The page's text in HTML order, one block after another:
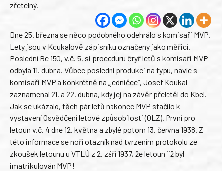
zřetelný.
Dne 25. března se něco podobného odehrálo s komisaři MVP.
Lety jsou v Koukalově zápisníku označeny jako měřicí.
Poslední Be 150, v.č. 5, si proceduru čtyř letů s komisaři MVP
odbyla 11. dubna. Vůbec poslední produkci na typu, navíc s
komisaři MVP a konkrétně na „jedničce“, Josef Koukal
zaznamenal 21. a 22. dubna, kdy jej na závěr přeletěl do Kbel.
Jak se ukázalo, těch pár letů nakonec MVP stačilo k
vystavení Osvědčení letové způsobilosti (OLZ). První pro
letoun v.č. 4 dne 12. května a zbylé potom 13. června 1938. Z
této informace se noří otazník nad tvrzením protokolu ze
zkoušek letounu u VTLÚ z 2. září 1937, že letoun již byl
imatrikulován MVP!